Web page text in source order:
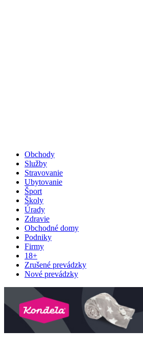
Obchody
Služby
Stravovanie
Ubytovanie
Šport
Školy
Úrady
Zdravie
Obchodné domy
Podniky
Firmy
18+
Zrušené prevádzky
Nové prevádzky